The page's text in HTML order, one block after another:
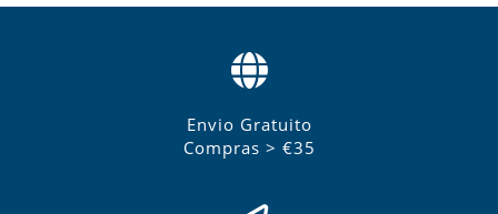
Envio Gratuito
Compras > €35